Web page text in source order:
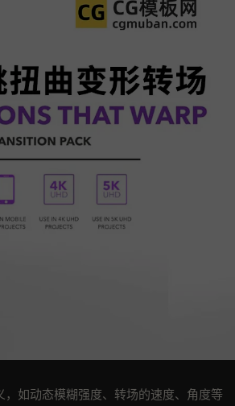
如动态模糊强度、转场的速度、角度等